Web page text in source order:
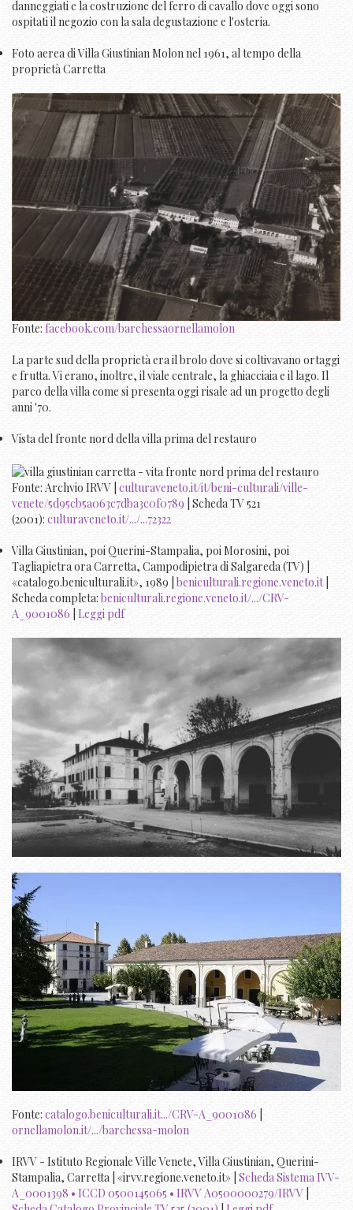
danneggiati e la costruzione del ferro di cavallo dove oggi sono
ospitati il negozio con la sala degustazione e l'osteria.
Foto aerea di Villa Giustinian Molon nel 1961, al tempo della
proprietà Carretta
Fonte: facebook.com/barchessaornellamolon
La parte sud della proprietà era il brolo dove si coltivavano ortaggi
e frutta. Vi erano, inoltre, il viale centrale, la ghiacciaia e il lago. Il
parco della villa come si presenta oggi risale ad un progetto degli
anni '70.
Vista del fronte nord della villa prima del restauro
Fonte: Archvio IRVV | culturaveneto.it/it/beni-culturali/ville-
venete/5d95cb5a063c7dba3c0f0789 | Scheda TV 521
(2001): culturaveneto.it/.../...72322
Villa Giustinian, poi Querini-Stampalia, poi Morosini, poi
Tagliapietra ora Carretta, Campodipietra di Salgareda (TV) |
«catalogo.beniculturali.it», 1989 | beniculturali.regione.veneto.it|
Scheda completa: beniculturali.regione.veneto.it/.../CRV-
A_9001086 Leggi pdf
Fonte: catalogo.beniculturali.it.../CRV-A_9001086
ornellamolon.it/.../barchessa-molon
IRVV - Istituto Regionale Ville Venete, Villa Giustinian, Querini-
Stampalia, Carretta | «irvv.regione.veneto.it» | Scheda Sistema IVV-
A_0001398 • ICCD 0500145065 • IRVV A0500000279/IRVV